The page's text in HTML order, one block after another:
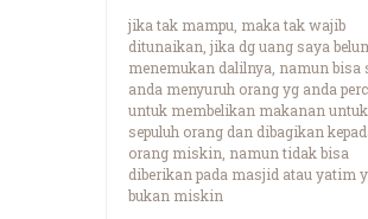
jika tak mampu, maka tak wajib
ditunaikan, jika dg uang saya
menemukan dalilnya, namun bisa
anda menyuruh orang yg anda
untuk membelikan makanan untuk
sepuluh orang dan dibagikan
orang miskin, namun tidak bisa
diberikan pada masjid atau yatim
bukan miskin